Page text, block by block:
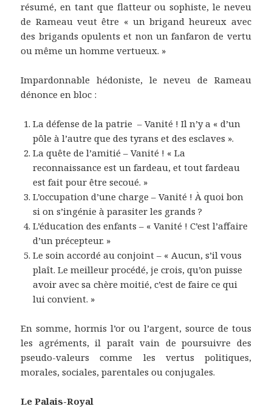
résumé, en tant que flatteur ou sophiste, le neveu
de Rameau veut être « un brigand heureux avec
des brigands opulents et non un fanfaron de vertu
ou même un homme vertueux. »
Impardonnable hédoniste, le neveu de Rameau
dénonce en bloc :
La défense de la patrie – Vanité ! Il n’y a « d’un
pôle à l’autre que des tyrans et des esclaves ».
La quête de l’amitié – Vanité ! « La
reconnaissance est un fardeau, et tout fardeau
est fait pour être secoué. »
L’occupation d’une charge – Vanité ! À quoi bon
si on s’ingénie à parasiter les grands ?
L’éducation des enfants – « Vanité ! C’est l’affaire
d’un précepteur. »
Le soin accordé au conjoint – « Aucun, s’il vous
plaît. Le meilleur procédé, je crois, qu’on puisse
avoir avec sa chère moitié, c’est de faire ce qui
lui convient. »
En somme, hormis l’or ou l’argent, source de tous
les agréments, il paraît vain de poursuivre des
pseudo-valeurs comme les vertus politiques,
morales, sociales, parentales ou conjugales.
Le Palais-Royal